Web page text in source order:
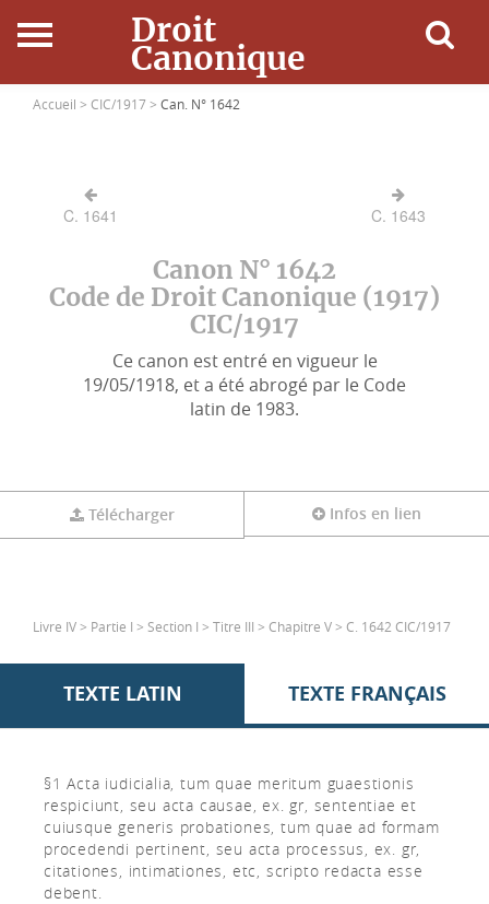
Droit
Canonique
Accueil
Ressources
Accueil > CIC/1917 > Can. N° 1642
C. 1641 C. 1643
Canon N° 1642
Code de Droit Canonique (1917)
CIC/1917
Ce canon est entré en vigueur le
19/05/1918, et a été abrogé par le Code
latin de 1983.
Télécharger Infos en lien
Livre IV > Partie I > Section I > Titre III > Chapitre V > C. 1642 CIC/1917
TEXTE LATIN TEXTE FRANÇAIS
§1 Acta iudicialia, tum quae meritum guaestionis
respiciunt, seu acta causae, ex. gr, sententiae et
cuiusque generis probationes, tum quae ad formam
procedendi pertinent, seu acta processus, ex. gr,
citationes, intimationes, etc, scripto redacta esse
debent.